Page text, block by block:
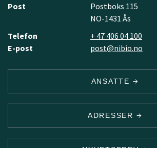
Post
Postboks 115
NO-1431 Ås
Telefon
+ 47 406 04 100
E-post
post@nibio.no
ANSATTE
ADRESSER